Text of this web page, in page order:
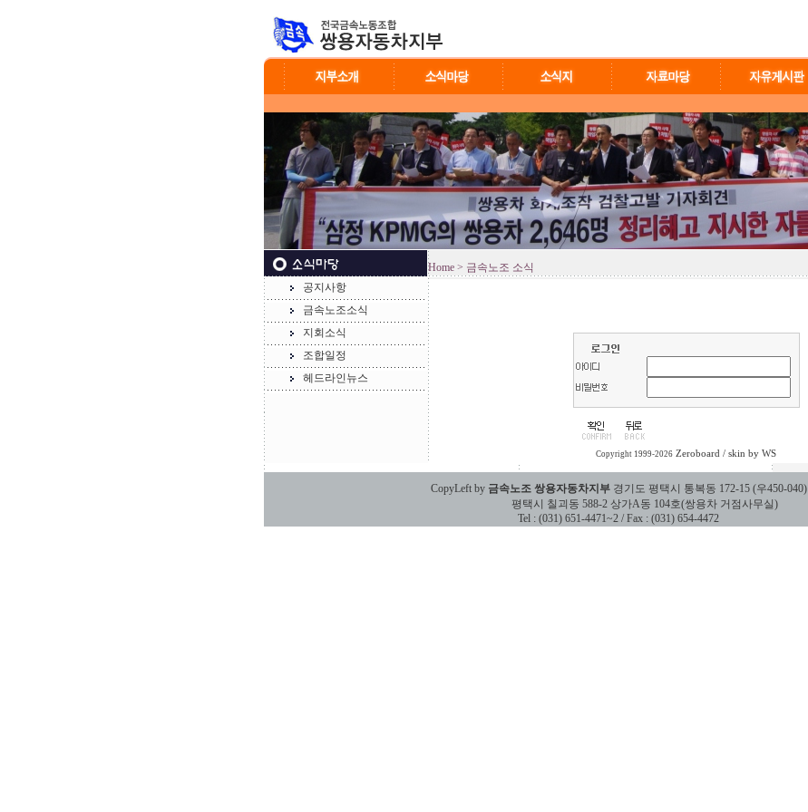
공지사항
금속노조소식
지회소식
조합일정
헤드라인뉴스
Home > 금속노조 소식
Copyright 1999-2026 Zeroboard / skin by WS
CopyLeft by 금속노조 쌍용자동차지부경기도 평택시 통복동 172-15 (우450-040)
평택시 칠괴동 588-2 상가A동 104호(쌍용차 거점사무실)
Tel : (031) 651-4471~2 / Fax : (031) 654-4472